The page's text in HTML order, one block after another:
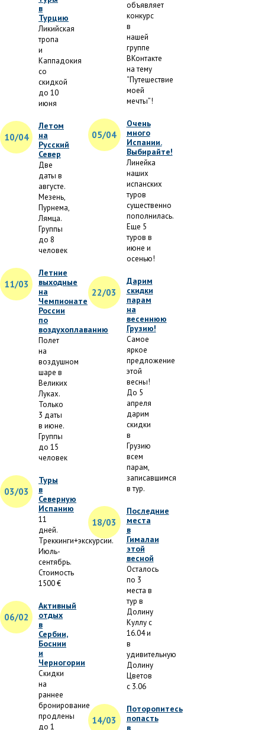
в
Турцию
Ликийская
тропа
и
Каппадокия
со
скидкой
до 10
июня
10/04
Летом
на
Русский
Север
Две
даты в
августе.
Мезень,
Пурнема,
Лямца.
Группы
до 8
человек
11/03
Летние
выходные
на
Чемпионате
России
по
воздухоплаванию
Полет
на
воздушном
шаре в
Великих
Луках.
Только
3 даты
в июне.
Группы
до 15
человек
03/03
Туры
в
Северную
Испанию
11
дней.
Треккинги+экскурсии.
Июль-
сентябрь.
Стоимость
1500 €
06/02
Активный
отдых
в
Сербии,
Боснии
и
Черногории
Скидки
на
раннее
бронирование
продлены
до 1
объявляет
конкурс
в
нашей
группе
ВКонтакте
на тему
“Путешествие
моей
мечты”!
05/04
Очень
много
Испании.
Выбирайте!
Линейка
наших
испанских
туров
существенно
пополнилась.
Еще 5
туров в
июне и
осенью!
22/03
Дарим
скидки
парам
на
весеннюю
Грузию!
Самое
яркое
предложение
этой
весны!
До 5
апреля
дарим
скидки
в
Грузию
всем
парам,
записавшимся
в тур.
18/03
Последние
места
в
Гималаи
этой
весной
Осталось
по 3
места в
тур в
Долину
Куллу с
16.04 и
в
удивительную
Долину
Цветов
с 3.06
14/03
Поторопитесь
попасть
в